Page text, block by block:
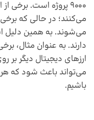
9000 پروژه است.
می‌کنند؛ در حالی که
می‌شوند. به همین دلیل
دارند. به عنوان مثال،
ارزهای دیجیتال دیگر بر
می‌تواند باعث شود که
باشیم.